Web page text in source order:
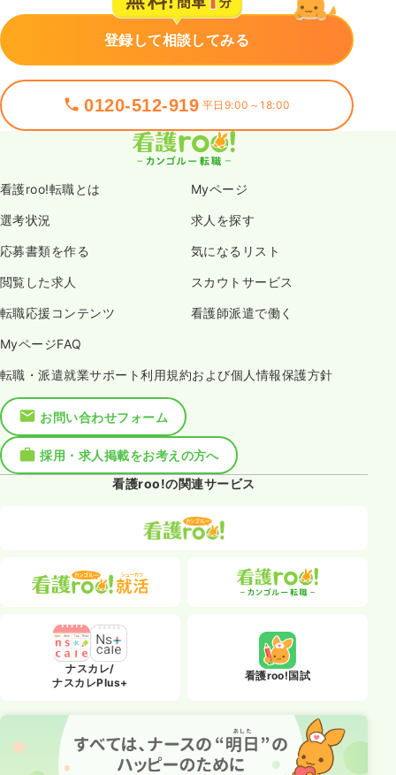
登録して相談してみる
0120-512-919 平日9:00～18:00
看護roo!転職とは Myページ
選考状況 求人を探す
応募書類を作る 気になるリスト
閲覧した求人 スカウトサービス
転職応援コンテンツ 看護師派遣で働く
MyページFAQ
転職・派遣就業サポート利用規約および個人情報保護方針
お問い合わせフォーム
採用・求人掲載をお考えの方へ
看護roo!の関連サービス
ナスカレ/
ナスカレPlus+
看護roo!国試